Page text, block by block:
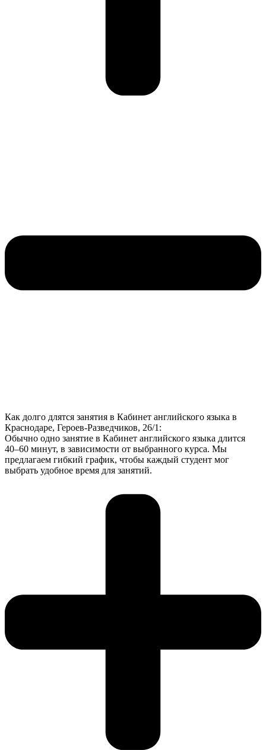
Как долго длятся занятия в Кабинет английского языка в
Краснодаре, Героев-Разведчиков, 26/1:
Обычно одно занятие в Кабинет английского языка длится
40–60 минут, в зависимости от выбранного курса. Мы
предлагаем гибкий график, чтобы каждый студент мог
выбрать удобное время для занятий.